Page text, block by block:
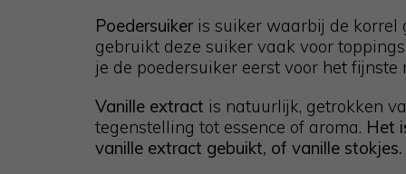
Poedersuiker is suiker waarbij de korrel
gebruikt deze suiker vaak voor
je de poedersuiker eerst voor het fijnste
Vanille extract is natuurlijk, getrokken
tegenstelling tot essence of aroma. Het
vanille extract gebuikt, of vanille stokjes.